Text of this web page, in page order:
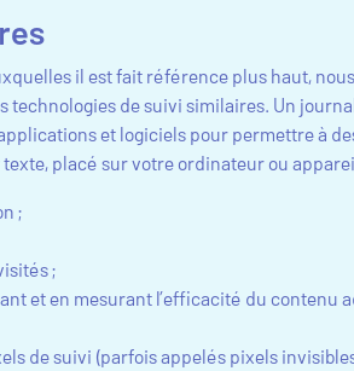
il est fait référence plus haut,
technologies de suivi similaires. Un
et logiciels pour permettre à
placé sur votre ordinateur ou
;
;
et en mesurant l’efficacité du contenu
de suivi (parfois appelés pixels